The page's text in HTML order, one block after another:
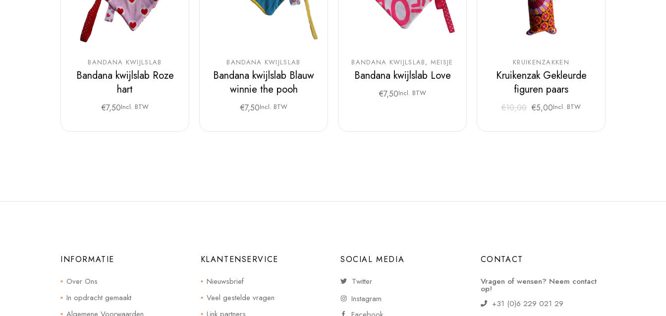
BANDANA KWIJLSLAB
Bandana kwijlslab Roze
hart
€7,50Incl. BTW
BANDANA KWIJLSLAB
Bandana kwijlslab Blauw
winnie the pooh
€7,50Incl. BTW
BANDANA KWIJLSLAB MEISJE
Bandana kwijlslab Love
€7,50Incl. BTW
KRUIKENZAKKEN
Kruikenzak Gekleurde
figuren paars
€10,00
Oorspronkelijke
€10,00.
€5,00
Huidige
€5,00.
Incl. BTW
INFORMATIE
Over Ons
In opdracht gemaakt
KLANTENSERVICE
Nieuwsbrief
Veel gestelde vragen
SOCIAL MEDIA
Twitter
Instagram
CONTACT
Vragen of wensen? Neem contact
op!
+31 (0)6 229 021 29